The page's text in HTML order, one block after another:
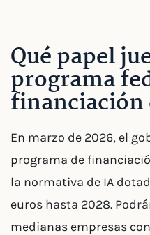
Qué papel
programa
financiación
En marzo de 2026, el
programa de
la normativa de IA
euros hasta 2028.
medianas empresas